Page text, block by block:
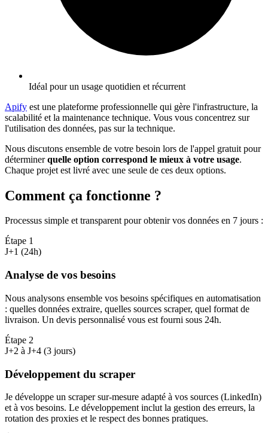
Idéal pour un usage quotidien et récurrent
Apify est une plateforme professionnelle qui gère l'infrastructure, la
scalabilité et la maintenance technique. Vous vous concentrez sur
l'utilisation des données, pas sur la technique.
Nous discutons ensemble de votre besoin lors de l'appel gratuit pour
déterminerquelle option correspond le mieux à votre usage.
Chaque projet est livré avec une seule de ces deux options.
Comment ça fonctionne ?
Processus simple et transparent pour obtenir vos données en 7 jours :
Étape 1
J+1 (24h)
Analyse de vos besoins
Nous analysons ensemble vos besoins spécifiques en automatisation
: quelles données extraire, quelles sources scraper, quel format de
livraison. Un devis personnalisé vous est fourni sous 24h.
Étape 2
J+2 à J+4 (3 jours)
Développement du scraper
Je développe un scraper sur-mesure adapté à vos sources (LinkedIn)
et à vos besoins. Le développement inclut la gestion des erreurs, la
rotation des proxies et le respect des bonnes pratiques.